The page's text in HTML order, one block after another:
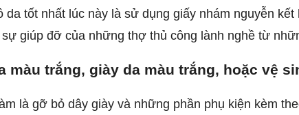
da tốt nhất lúc này là sử dụng giấy nhám nguyễn
giúp đỡ của những thợ thủ công lành nghề từ
màu trắng, giày da màu trắng, hoặc vệ
là gỡ bỏ dây giày và những phần phụ kiện kèm